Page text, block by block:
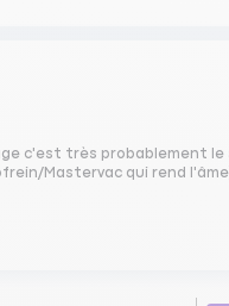
c'est très probablement
Mastervac qui rend